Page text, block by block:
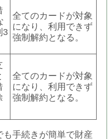
3
全てのカードが対象
になり、利用できず
強制解約となる。
全てのカードが対象
になり、利用できず
強制解約となる。
手続きが簡単で財産